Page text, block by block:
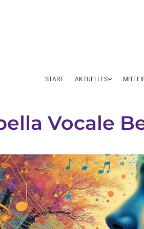
START AKTUELLES
Vocale